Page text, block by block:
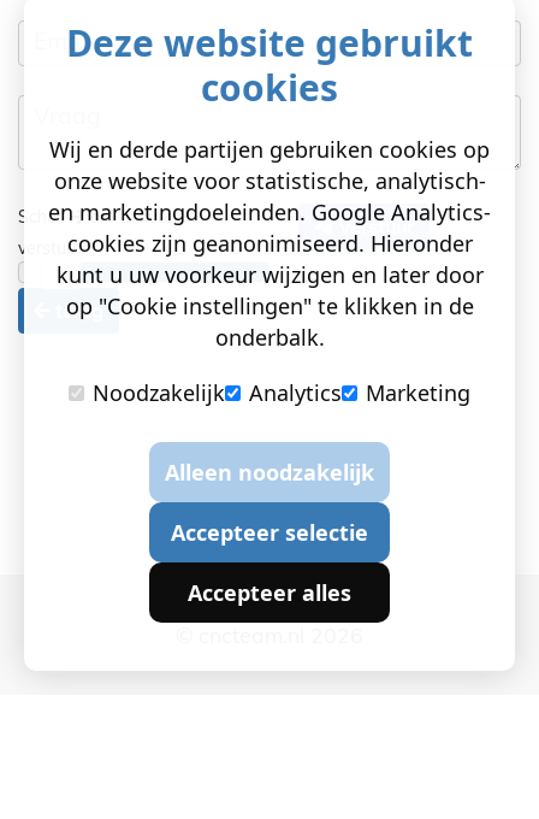
Email
Schuif
om te kunnen
versturen!
Verstuur
terug
Deze website gebruikt
cookies
Wij en derde partijen gebruiken cookies op
onze website voor statistische, analytisch-
en marketingdoeleinden. Google Analytics-
cookies zijn geanonimiseerd. Hieronder
kunt u uw voorkeur wijzigen en later door
op "Cookie instellingen" te klikken in de
onderbalk.
Noodzakelijk
Analytics Marketing
Alleen noodzakelijk
Accepteer selectie
Accepteer alles